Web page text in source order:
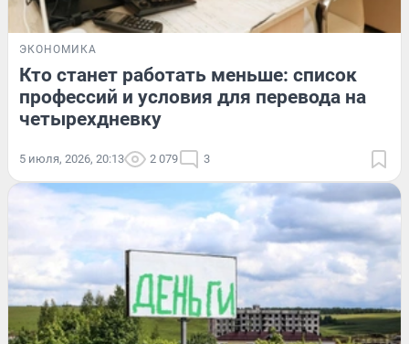
ЭКОНОМИКА
Кто станет работать меньше: список
профессий и условия для перевода на
четырехдневку
5 июля, 2026, 20:13 2 079 3